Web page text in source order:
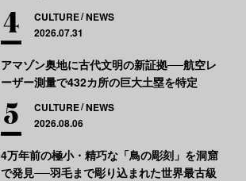
CULTURE NEWS
2026.07.31
アマゾン奥地に古代文明の新証拠──航空レ
ーザー測量で432カ所の巨大土塁を特定
CULTURE NEWS
2026.08.06
4万年前の極小・精巧な「鳥の彫刻」を洞窟
で発見──羽毛まで彫り込まれた世界最古級